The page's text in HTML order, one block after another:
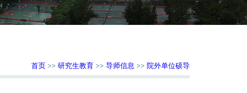
首页 >> 研究生教育 >> 导师信息 >> 院外单位硕导